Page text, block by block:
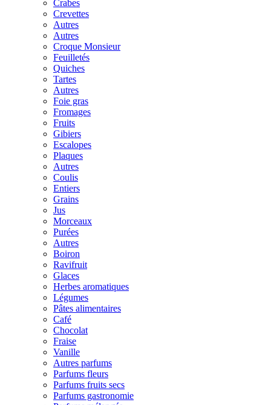
Crabes
Crevettes
Autres
Autres
Croque Monsieur
Feuilletés
Quiches
Tartes
Autres
Foie gras
Fromages
Fruits
Gibiers
Escalopes
Plaques
Autres
Coulis
Entiers
Grains
Jus
Morceaux
Purées
Autres
Boiron
Ravifruit
Glaces
Herbes aromatiques
Légumes
Pâtes alimentaires
Café
Chocolat
Fraise
Vanille
Autres parfums
Parfums fleurs
Parfums fruits secs
Parfums gastronomie